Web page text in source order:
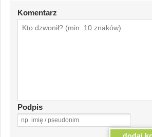
Komentarz
Podpis